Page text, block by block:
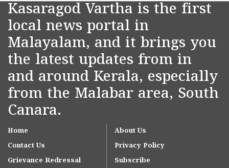
Kasaragod Vartha is the first
local news portal in
Malayalam, and it brings you
the latest updates from in
and around Kerala, especially
from the Malabar area, South
Canara.
Home
About Us
Contact Us
Privacy Policy
Grievance Redressal
Subscribe